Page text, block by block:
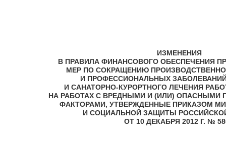
ИЗМЕНЕНИЯ
В ПРАВИЛА ФИНАНСОВОГО ОБЕСПЕЧЕНИЯ
МЕР ПО СОКРАЩЕНИЮ
И ПРОФЕССИОНАЛЬНЫХ
И САНАТОРНО-КУРОРТНОГО ЛЕЧЕНИЯ
НА РАБОТАХ С ВРЕДНЫМИ И (ИЛИ) ОПАСНЫМИ
ФАКТОРАМИ, УТВЕРЖДЕННЫЕ ПРИКАЗОМ
И СОЦИАЛЬНОЙ ЗАЩИТЫ
ОТ 10 ДЕКАБРЯ 2012 Г. №